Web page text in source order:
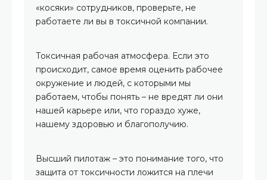
«косяки» сотрудников, проверьте, не
работаете ли вы в токсичной компании.
Токсичная рабочая атмосфера. Если это
происходит, самое время оценить рабочее
окружение и людей, с которыми мы
работаем, чтобы понять – не вредят ли они
нашей карьере или, что гораздо хуже,
нашему здоровью и благополучию.
Высший пилотаж – это понимание того, что
защита от токсичности ложится на плечи